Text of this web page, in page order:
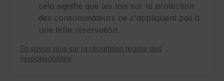
cela signifie que les lois sur la protection
des consommateurs ne s'appliquent pas à
une telle réservation.
En savoir plus sur la répartition légale des
responsabilités